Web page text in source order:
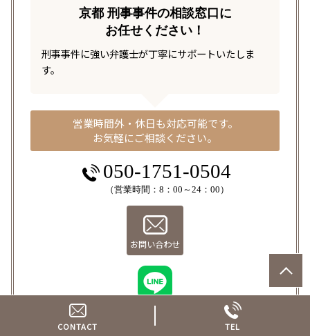
京都 刑事事件の相談窓口に
お任せください！
刑事事件に強い弁護士が丁寧にサポートいたしま
す。
営業時間外・休日も対応可能です。
お気軽にご相談ください。
050-1751-0504
（営業時間：8：00～24：00）
お問い合わせ